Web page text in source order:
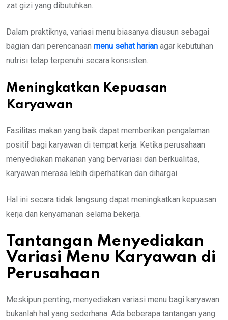
zat gizi yang dibutuhkan.
Dalam praktiknya, variasi menu biasanya disusun sebagai
bagian dari perencanaan menu sehat harian agar kebutuhan
nutrisi tetap terpenuhi secara konsisten.
Meningkatkan Kepuasan
Karyawan
Fasilitas makan yang baik dapat memberikan pengalaman
positif bagi karyawan di tempat kerja. Ketika perusahaan
menyediakan makanan yang bervariasi dan berkualitas,
karyawan merasa lebih diperhatikan dan dihargai.
Hal ini secara tidak langsung dapat meningkatkan kepuasan
kerja dan kenyamanan selama bekerja.
Tantangan Menyediakan
Variasi Menu Karyawan di
Perusahaan
Meskipun penting, menyediakan variasi menu bagi karyawan
bukanlah hal yang sederhana. Ada beberapa tantangan yang